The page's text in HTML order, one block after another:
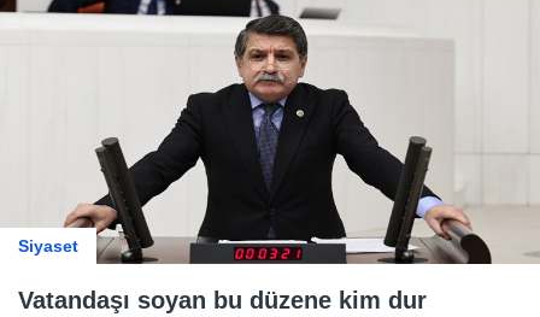
Siyaset
Vatandaşı soyan bu düzene kim dur